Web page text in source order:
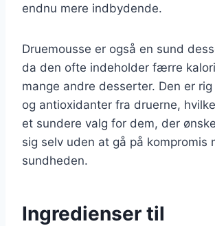
endnu mere indbydende.
Druemousse er også en sund
da den ofte indeholder færre
mange andre desserter. Den er
og antioxidanter fra druerne,
et sundere valg for dem, der
sig selv uden at gå på kompromis
sundheden.
Ingredienser til